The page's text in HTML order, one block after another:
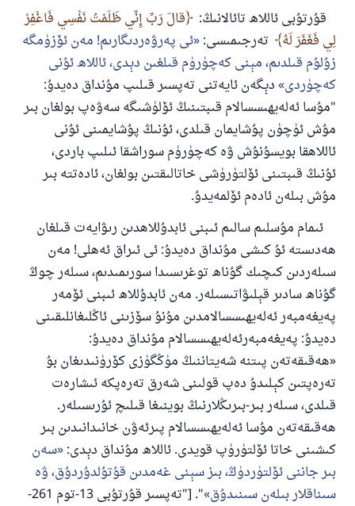
قۇرتۇبى ئاللاھ تائالانىڭ:
قالَ رَبِّ إِنِّي ظَلَمْتُ نَفْسِي فَاغْفِرْ
لِي فَغَفَرَ لَهُ
تەرجىمىسى: ئى پەرۋەردىگارىم! مەن ئۆزۈمگە
زۇلۇم قىلدىم، مېنى كەچۈرۈم قىلغىن دېدى، ئاللاھ ئۇنى
كەچۈردى دېگەن ئايەتنى تەپسىر قىلىپ مۇنداق دەيدۇ:
"مۇسا ئەلەيھىسسالام قىبتىنىڭ ئۆلۈشىگە سەۋەپ بولغان بىر
مۇش ئۈچۈن پۇشايمان قىلدى، ئۇنىڭ پۇشايمىنى ئۇنى
ئاللاھقا بويسۇنۇش ۋە كەچۈرۈم سوراشقا ئىلىپ باردى،
ئۇنىڭ قىبتىنى ئۆلتۈرۈشى خاتالىقتىن بولغان، ئادەتتە بىر
مۇش بىلەن ئادەم ئۆلمەيدۇ.
ئىمام مۇسلىم سالىم ئىبنى ئابدۇللاھدىن رىۋايەت قىلغان
ھەدىستە ئۇ كىشى مۇنداق دەيدۇ: ئى ئىراق ئەھلى! مەن
سىلەردىن كىچىك گۇناھ توغرىسىدا سورىمىدىم، سىلەر چوڭ
گۇناھ سادىر قېلىۋاتىسىلەر. مەن ئابدۇللاھ ئىبنى ئۆمەر
پەيغەمبەر ئەلەيھىسسالامدىن مۇنۇ سۆزىنى ئاڭلىغانلىقىنى
دەيدۇ: پەيغەمبەرئەلەيھىسسالام مۇنداق دەيدۇ:
«ھەقىقەتەن پىتنە شەيتاننىڭ مۈڭگۈزى كۆرۈنىدىغان بۇ
تەرەپتىن كېلىدۇ دەپ قولىنى شەرق تەرەپكە ئىشارەت
قىلدى، سىلەر بىر-بىرىڭلارنىڭ بوينىغا قىلىچ ئۇرىسىلەر.
ھەقىقەتەن مۇسا ئەلەيھىسسالام پىرئەۋن خانىدانىدىن بىر
كىشىنى خاتا ئۆلتۈرۈپ قويدى. ئاللاھ مۇنداق دېدى: سەن
بىر جاننى ئۆلتۈردۈڭ، بىز سېنى غەمدىن قۇتۇلدۇردۇق، ۋە
سىناقلار بىلەن سىنىدۇق
". ["تەپسىر قۇرتۇبى 13-توم 261-